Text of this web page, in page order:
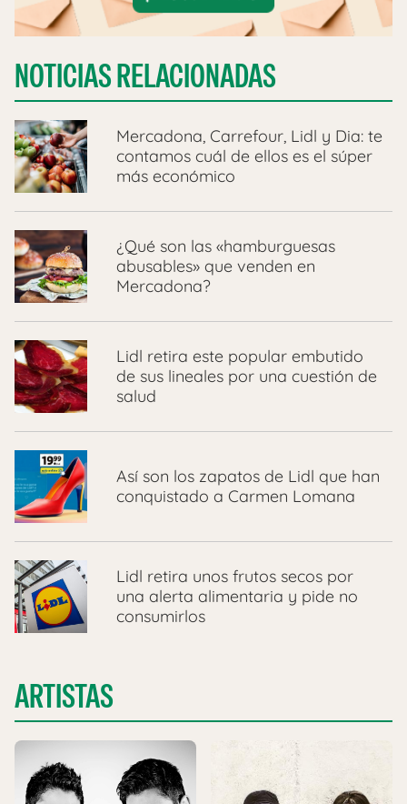
NOTICIAS RELACIONADAS
Mercadona, Carrefour, Lidl y Dia: te
contamos cuál de ellos es el súper
más económico
¿Qué son las «hamburguesas
abusables» que venden en
Mercadona?
Lidl retira este popular embutido
de sus lineales por una cuestión de
salud
Así son los zapatos de Lidl que han
conquistado a Carmen Lomana
Lidl retira unos frutos secos por
una alerta alimentaria y pide no
consumirlos
ARTISTAS